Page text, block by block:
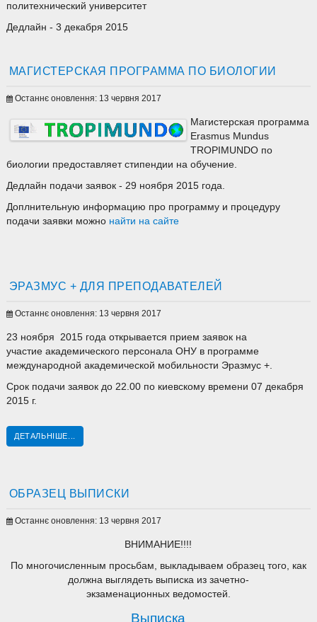
политехнический университет
Дедлайн - 3 декабря 2015
МАГИСТЕРСКАЯ ПРОГРАММА ПО БИОЛОГИИ
Останнє оновлення: 13 червня 2017
Магистерская программа
Erasmus Mundus
TROPIMUNDO по
биологии предоставляет стипендии на обучение.
Дедлайн подачи заявок - 29 ноября 2015 года.
Доплнительную информацию про программу и процедуру
подачи заявки можно найти на сайте
ЭРАЗМУС + ДЛЯ ПРЕПОДАВАТЕЛЕЙ
Останнє оновлення: 13 червня 2017
23 ноября 2015 года открывается прием заявок на
участие академического персонала ОНУ в программе
международной академической мобильности Эразмус +.
Срок подачи заявок до 22.00 по киевскому времени 07 декабря
2015 г.
ДЕТАЛЬНІШЕ...
ОБРАЗЕЦ ВЫПИСКИ
Останнє оновлення: 13 червня 2017
ВНИМАНИЕ!!!!
По многочисленным просьбам, выкладываем образец того, как
должна выглядеть выписка из зачетно-
экзаменационных ведомостей.
Выписка